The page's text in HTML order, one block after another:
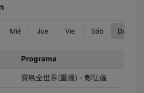
Mié Jue Vie Sáb Dom
Programa
寶島全世界(重播) - 鄭弘儀